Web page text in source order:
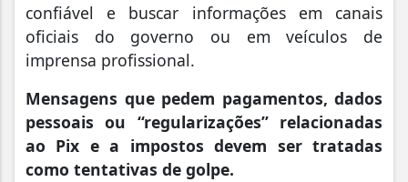
confiável e buscar informações em canais
oficiais do governo ou em veículos de
imprensa profissional.
Mensagens que pedem pagamentos, dados
pessoais ou “regularizações” relacionadas
ao Pix e a impostos devem ser tratadas
como tentativas de golpe.